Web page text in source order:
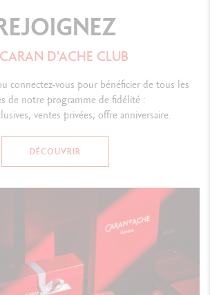
D'ACHE CLUB
connectez-vous pour bénéficier de tous les
de notre programme de fidélité :
ventes privées, offre anniversaire.
DÉCOUVRIR